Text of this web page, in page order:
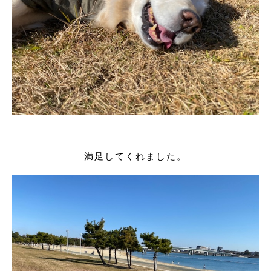
満足してくれました。